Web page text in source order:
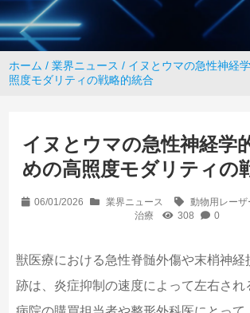
ホーム /業界ニュース / イヌとウマの急性神経
照度モダリティの戦略的統合
イヌとウマの急性神経学
めの高照度モダリティの
06/01/2026 業界ニュース 動物用レーザ
治療
308 0
獣医療における急性脊髄外傷や末梢神経
跡は、炎症抑制の速度によって左右され